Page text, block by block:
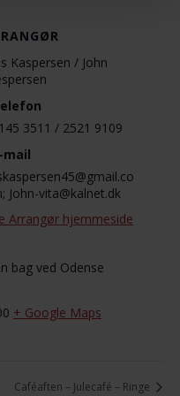
bag ved Odense
+ Google Maps
Kaspersen / John
3511 / 2521 9109
mail
John-vita@kalnet.dk
Arrangør hjemmeside
Caféaften – Julecafé – Ringe